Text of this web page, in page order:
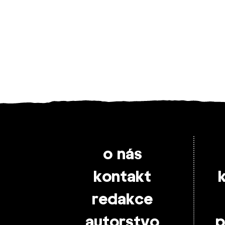
o nás
kontakt
redakce